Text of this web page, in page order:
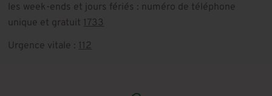
les week-ends et jours fériés : numéro de téléphone
unique et gratuit 1733
Urgence vitale : 112